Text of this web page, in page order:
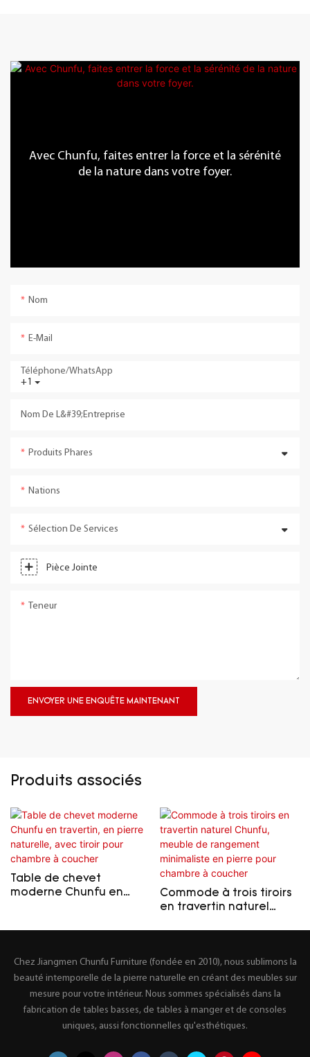
Avec Chunfu, faites entrer la force et la sérénité
de la nature dans votre foyer.
Nom
E-Mail
+1
Téléphone/WhatsApp
Nom De L&#39;entreprise
Produits Phares
Nations
Sélection De Services
Pièce Jointe
Teneur
ENVOYER UNE ENQUÊTE MAINTENANT
Produits associés
Table de chevet
moderne Chunfu en
Commode à trois tiroirs
en travertin naturel
à coucher
Chez Jiangmen Chunfu Furniture (fondée en 2010), nous sublimons la
beauté intemporelle de la pierre naturelle en créant des meubles sur
mesure pour votre intérieur. Nous sommes spécialisés dans la
fabrication de tables basses, de tables à manger et de consoles
uniques, aussi fonctionnelles qu'esthétiques.